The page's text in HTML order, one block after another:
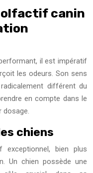
olfactif canin
il est impératif
les odeurs. Son sens
différent du
en compte dans le
dosage.
chiens
bien plus
Un chien possède une